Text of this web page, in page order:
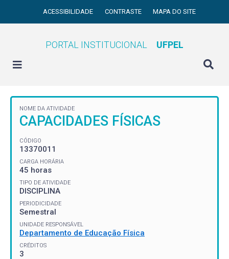
ACESSIBILIDADE CONTRASTE MAPA DO SITE
PORTAL INSTITUCIONAL UFPEL
NOME DA ATIVIDADE
CAPACIDADES FÍSICAS
CÓDIGO
13370011
CARGA HORÁRIA
45 horas
TIPO DE ATIVIDADE
DISCIPLINA
PERIODICIDADE
Semestral
UNIDADE RESPONSÁVEL
Departamento de Educação Física
CRÉDITOS
3